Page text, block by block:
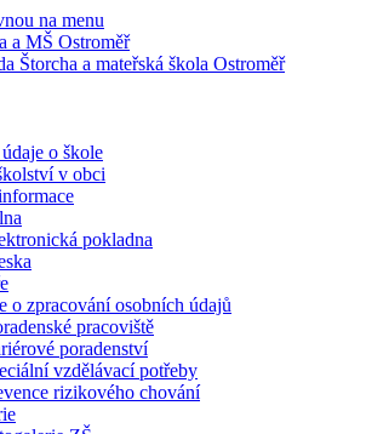
na menu
Štorcha a mateřská škola Ostroměř
o škole
v obci
pokladna
o zpracování osobních údajů
pracoviště
poradenství
vzdělávací potřeby
rizikového chování